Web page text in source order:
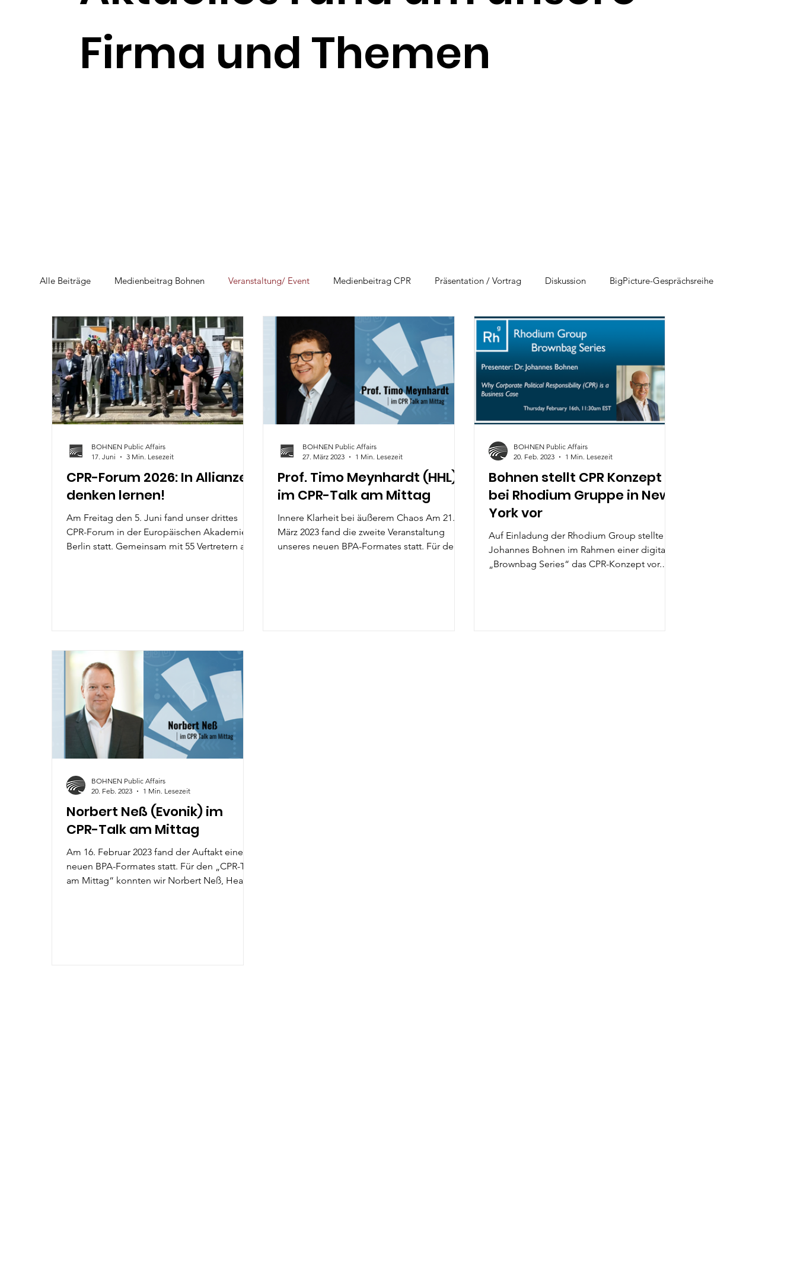
Firma und Themen
Alle Beiträge Medienbeitrag Bohnen Veranstaltung/ Event Medienbeitrag CPR Präsentation / Vortrag Diskussion BigPicture-Gesprächsreihe
CPR-Talks
CPR-Forum 2026: In Allianzen
denken lernen!
Am Freitag den 5. Juni fand unser drittes
CPR-Forum in der Europäischen Akademie
Berlin statt. Gemeinsam mit 55 Vertretern aus
Unternehmen daraus lernen? Die Antwort,
die sich durch den Tag zog: Allianzen
entwickeln
BOHNEN Public Affairs
17. Juni
3 Min. Lesezeit
Prof. Timo Meynhardt (HHL)
im CPR-Talk am Mittag
Innere Klarheit bei äußerem Chaos Am 21.
März 2023 fand die zweite Veranstaltung
unseres neuen BPA-Formates statt. Für den
BOHNEN Public Affairs
27. März 2023
1 Min. Lesezeit
Bohnen stellt CPR Konzept
bei Rhodium Gruppe in New
York vor
Auf Einladung der Rhodium Group stellte
Johannes Bohnen im Rahmen einer digitalen
„Brownbag Series“ das CPR-Konzept vor.
BOHNEN Public Affairs
20. Feb. 2023
1 Min. Lesezeit
Norbert Neß (Evonik) im
CPR-Talk am Mittag
Am 16. Februar 2023 fand der Auftakt eines
neuen BPA-Formates statt. Für den „CPR-Talk
am Mittag“ konnten wir Norbert Neß, Head
BOHNEN Public Affairs
20. Feb. 2023
1 Min. Lesezeit